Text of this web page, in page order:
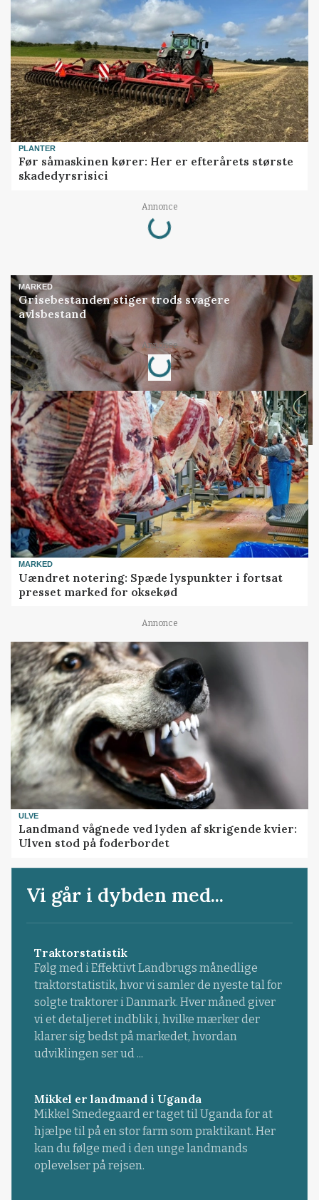
PLANTER
Før såmaskinen kører: Her er efterårets største
skadedyrsrisici
Annonce
Loading...
MARKED
Grisebestanden stiger trods svagere
avlsbestand
Annonce
Loading...
MARKED
Uændret notering: Spæde lyspunkter i fortsat
presset marked for oksekød
Annonce
ULVE
Landmand vågnede ved lyden af skrigende kvier:
Ulven stod på foderbordet
Vi går i dybden med...
Traktorstatistik
Følg med i Effektivt Landbrugs månedlige
traktorstatistik, hvor vi samler de nyeste tal for
solgte traktorer i Danmark. Hver måned giver
vi et detaljeret indblik i, hvilke mærker der
klarer sig bedst på markedet, hvordan
udviklingen ser ud ...
Mikkel er landmand i Uganda
Mikkel Smedegaard er taget til Uganda for at
hjælpe til på en stor farm som praktikant. Her
kan du følge med i den unge landmands
oplevelser på rejsen.